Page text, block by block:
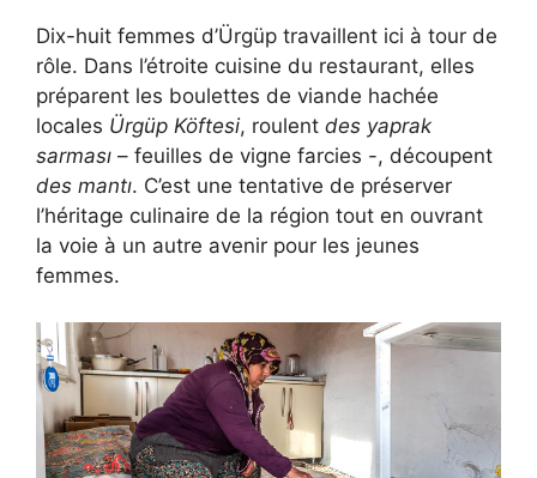
Dix-huit femmes d’Ürgüp travaillent ici à tour de
rôle. Dans l’étroite cuisine du restaurant, elles
préparent les boulettes de viande hachée
locales Ürgüp Köftesi, roulent des yaprak
sarması – feuilles de vigne farcies -, découpent
des mantı. C’est une tentative de préserver
l’héritage culinaire de la région tout en ouvrant
la voie à un autre avenir pour les jeunes
femmes.